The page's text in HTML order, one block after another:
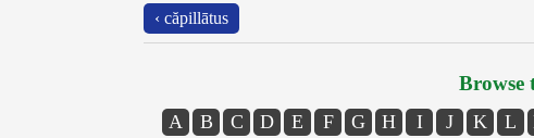
‹ căpillātus
Browse
A B C D E F G H I J K L